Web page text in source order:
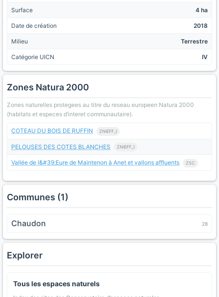
Surface 4 ha
Date de création 2018
Milieu Terrestre
Catégorie UICN IV
Zones Natura 2000
Zones naturelles protegees au titre du reseau europeen Natura 2000
(habitats et especes d’interet communautaire).
COTEAU DU BOIS DE RUFFIN ZNIEFF_I
PELOUSES DES COTES BLANCHES ZNIEFF_I
Vallée de l&#39;Eure de Maintenon à Anet et vallons affluents ZSC
Communes (1)
Chaudon 28
Explorer
Tous les espaces naturels